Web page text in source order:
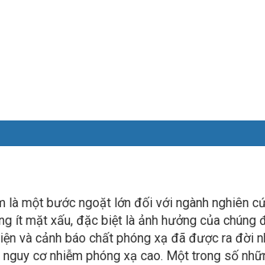
là một bước ngoặt lớn đối với ngành nghiên
ít mặt xấu, đặc biệt là ảnh hưởng của chúng
và cảnh báo chất phóng xạ đã được ra đời
cơ nhiễm phóng xạ cao. Một trong số